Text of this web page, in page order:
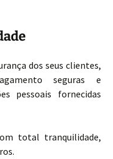
dos seus clientes,
seguras e
pessoais fornecidas
total tranquilidade,